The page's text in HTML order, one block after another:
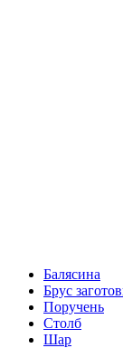
Балясина
Брус
Поручень
Столб
Шар